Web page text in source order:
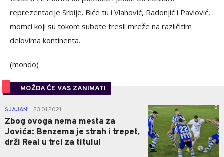
reprezentacije Srbije. Biće tu i Vlahović, Radonjić i Pavlović,
momci koji su tokom subote tresli mreže na različitim
delovima kontinenta.
(mondo)
MOŽDA ĆE VAS ZANIMATI
SJAJAN! 23.01.2021.
Zbog ovoga nema mesta za
Jovića: Benzema je strah i trepet,
drži Real u trci za titulu!
0